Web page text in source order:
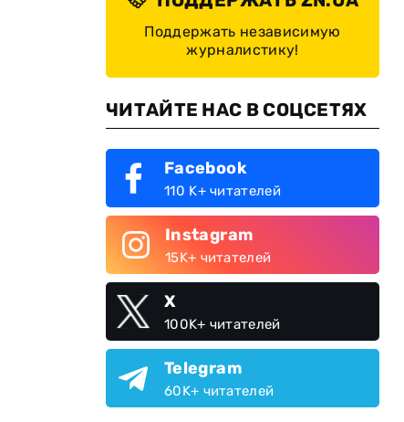
Поддержать независимую
журналистику!
ЧИТАЙТЕ НАС В СОЦСЕТЯХ
Facebook
110 K+ читателей
Instagram
15K+ читателей
X
100K+ читателей
Telegram
60K+ читателей